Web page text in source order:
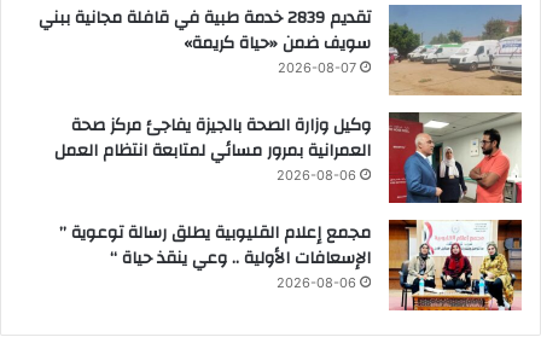
تقديم 2839 خدمة طبية في قافلة مجانية ببني
سويف ضمن «حياة كريمة»
2026-08-07
وكيل وزارة الصحة بالجيزة يفاجئ مركز صحة
العمرانية بمرور مسائي لمتابعة انتظام العمل
2026-08-06
مجمع إعلام القليوبية يطلق رسالة توعوية ”
الإسعافات الأولية .. وعي ينقذ حياة “
2026-08-06